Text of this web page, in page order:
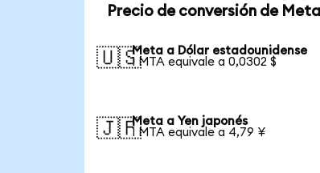
Precio de conversión de
🇺🇸Meta a Dólar estadounidense
1 MTA equivale a 0,0302 $
🇯🇵Meta a Yen japonés
1 MTA equivale a 4,79 ¥